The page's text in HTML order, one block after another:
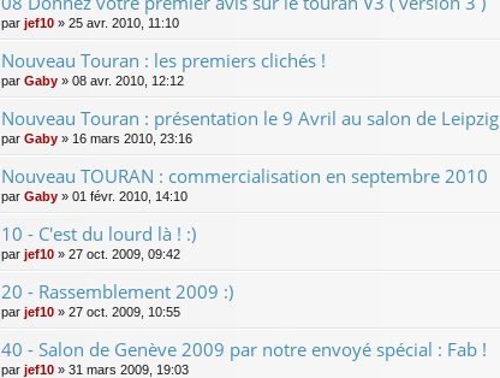
par jef10 » 25 avr. 2010, 11:10
Nouveau Touran : les premiers clichés !
par Gaby » 08 avr. 2010, 12:12
Nouveau Touran : présentation le 9 Avril au salon de Leipzig
par Gaby » 16 mars 2010, 23:16
Nouveau TOURAN : commercialisation en septembre 2010
par Gaby » 01 févr. 2010, 14:10
10 - C'est du lourd là ! :)
par jef10 » 27 oct. 2009, 09:42
20 - Rassemblement 2009 :)
par jef10 » 27 oct. 2009, 10:55
40 - Salon de Genève 2009 par notre envoyé spécial : Fab !
par jef10 » 31 mars 2009, 19:03